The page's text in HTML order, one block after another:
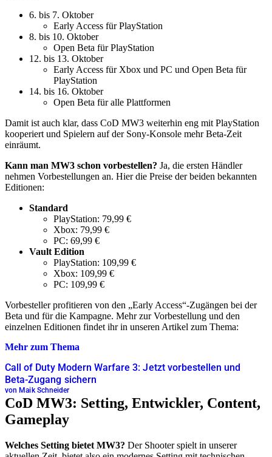
6. bis 7. Oktober
Early Access für PlayStation
8. bis 10. Oktober
Open Beta für PlayStation
12. bis 13. Oktober
Early Access für Xbox und PC und Open Beta für
PlayStation
14. bis 16. Oktober
Open Beta für alle Plattformen
Damit ist auch klar, dass CoD MW3 weiterhin eng mit PlayStation
kooperiert und Spielern auf der Sony-Konsole mehr Beta-Zeit
einräumt.
Kann man MW3 schon vorbestellen? Ja, die ersten Händler
nehmen Vorbestellungen an. Hier die Preise der beiden bekannten
Editionen:
Standard
PlayStation: 79,99 €
Xbox: 79,99 €
PC: 69,99 €
Vault Edition
PlayStation: 109,99 €
Xbox: 109,99 €
PC: 109,99 €
Vorbesteller profitieren von den „Early Access“-Zugängen bei der
Beta und für die Kampagne. Mehr zur Vorbestellung und den
einzelnen Editionen findet ihr in unseren Artikel zum Thema:
Mehr zum Thema
Call of Duty Modern Warfare 3: Jetzt vorbestellen und
Beta-Zugang sichern
von Maik Schneider
CoD MW3: Setting, Entwickler, Content,
Gameplay
Welches Setting bietet MW3? Der Shooter spielt in unserer